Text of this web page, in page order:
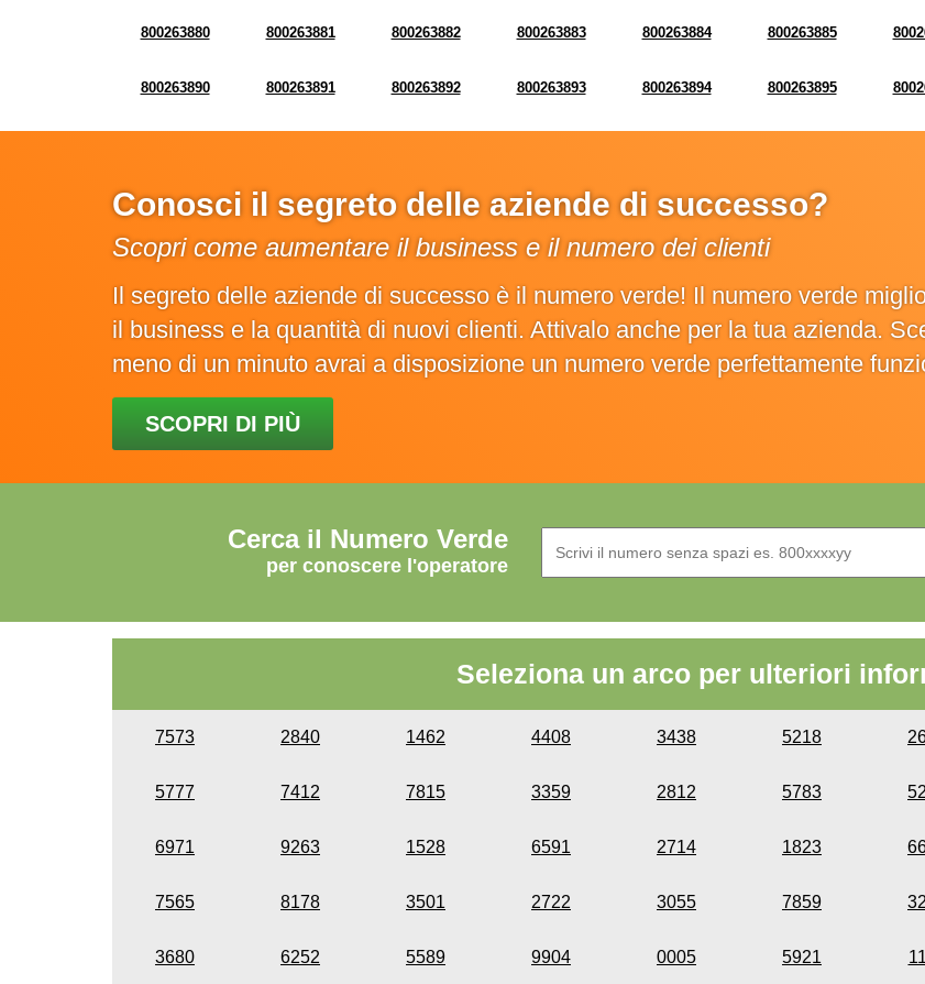
800263880 800263881 800263882 800263883 800263884 800263885
800263890 800263891 800263892 800263893 800263894 800263895
Conosci il segreto delle aziende di successo?
Scopri come aumentare il business e il numero dei clienti
Il segreto delle aziende di successo è il numero verde! Il numero verde
il business e la quantità di nuovi clienti. Attivalo anche per la tua azienda.
meno di un minuto avrai a disposizione un numero verde perfettamente
SCOPRI DI PIÙ
Cerca il Numero Verde
per conoscere l'operatore
Seleziona un arco per ulteriori
7573 2840 1462 4408 3438 5218
5777 7412 7815 3359 2812 5783
6971 9263 1528 6591 2714 1823
7565 8178 3501 2722 3055 7859
3680 6252 5589 9904 0005 5921